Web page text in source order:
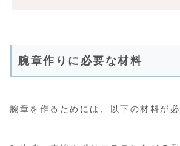
腕章作りに必要な材料
腕章を作るためには、以下の材料が必